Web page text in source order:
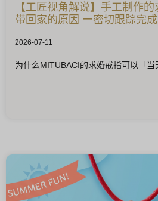
【工匠视角解说】手工制作
带回家的原因 ー密切跟踪完
2026-07-11
为什么MITUBACI的求婚戒指可以「当